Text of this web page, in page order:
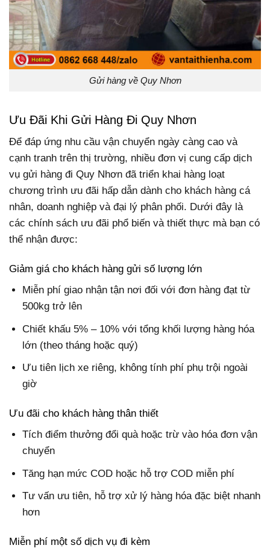
Gửi hàng về Quy Nhơn
Ưu Đãi Khi Gửi Hàng Đi Quy Nhơn
Để đáp ứng nhu cầu vận chuyển ngày càng cao và
cạnh tranh trên thị trường, nhiều đơn vị cung cấp dịch
vụ gửi hàng đi Quy Nhơn đã triển khai hàng loạt
chương trình ưu đãi hấp dẫn dành cho khách hàng cá
nhân, doanh nghiệp và đại lý phân phối. Dưới đây là
các chính sách ưu đãi phổ biến và thiết thực mà bạn có
thể nhận được:
Giảm giá cho khách hàng gửi số lượng lớn
Miễn phí giao nhận tận nơi đối với đơn hàng đạt từ
500kg trở lên
Chiết khấu 5% – 10% với tổng khối lượng hàng hóa
lớn (theo tháng hoặc quý)
Ưu tiên lịch xe riêng, không tính phí phụ trội ngoài
giờ
Ưu đãi cho khách hàng thân thiết
Tích điểm thưởng đổi quà hoặc trừ vào hóa đơn vận
chuyển
Tăng hạn mức COD hoặc hỗ trợ COD miễn phí
Tư vấn ưu tiên, hỗ trợ xử lý hàng hóa đặc biệt nhanh
hơn
Miễn phí một số dịch vụ đi kèm